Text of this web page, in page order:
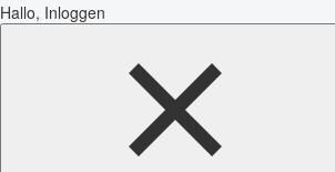
Hallo, Inloggen